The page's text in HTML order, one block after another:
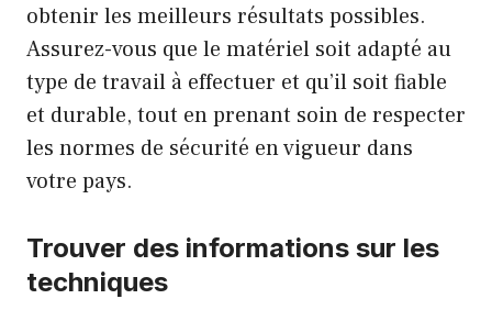
obtenir les meilleurs résultats possibles.
Assurez-vous que le matériel soit adapté au
type de travail à effectuer et qu’il soit fiable
et durable, tout en prenant soin de respecter
les normes de sécurité en vigueur dans
votre pays.
Trouver des informations sur les
techniques